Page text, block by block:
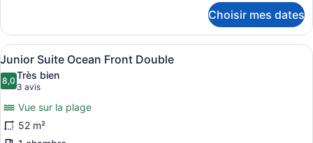
King
Junior
Suite
Garden
View
King
Choisir mes dates
Afficher
toutes
les
photos
pour
ce
5
Junior Suite Ocean Front Double
8,08,0 sur 10
Très bien
3 avis
(3 avis)
Vue sur la plage
52 m²